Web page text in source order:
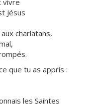
vivre
Jésus
charlatans,
que tu as appris :
les Saintes